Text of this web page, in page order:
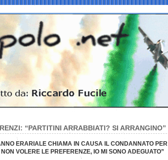
“PARTITINI ARRABBIATI? SI ARRANGINO”
ERARIALE CHIAMA IN CAUSA IL CONDANNATO PER
VOLERE LE PREFERENZE, IO MI SONO ADEGUATO”